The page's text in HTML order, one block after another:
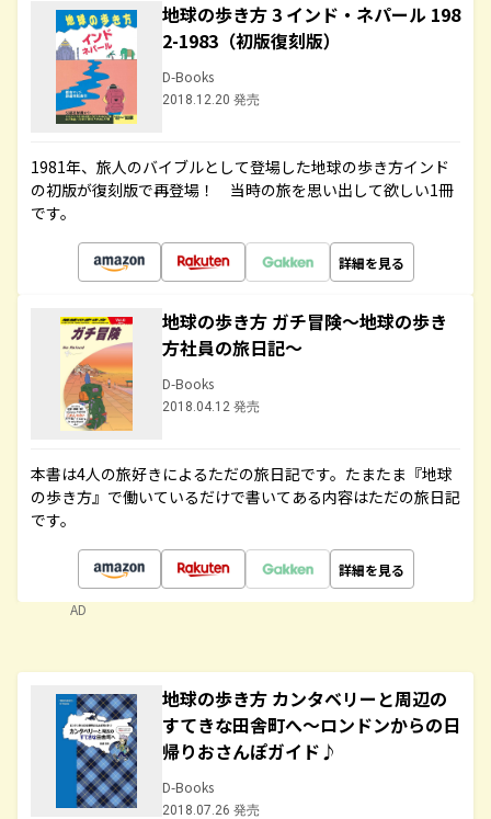
地球の歩き方 3 インド・ネパール 198
2-1983（初版復刻版）
D-Books
2018.12.20 発売
1981年、旅人のバイブルとして登場した地球の歩き方インド
の初版が復刻版で再登場！ 当時の旅を思い出して欲しい1冊
です。
詳細を見る
地球の歩き方 ガチ冒険～地球の歩き
方社員の旅日記～
D-Books
2018.04.12 発売
本書は4人の旅好きによるただの旅日記です。たまたま『地球
の歩き方』で働いているだけで書いてある内容はただの旅日記
です。
詳細を見る
AD
地球の歩き方 カンタベリーと周辺の
すてきな田舎町へ～ロンドンからの日
帰りおさんぽガイド♪
D-Books
2018.07.26 発売